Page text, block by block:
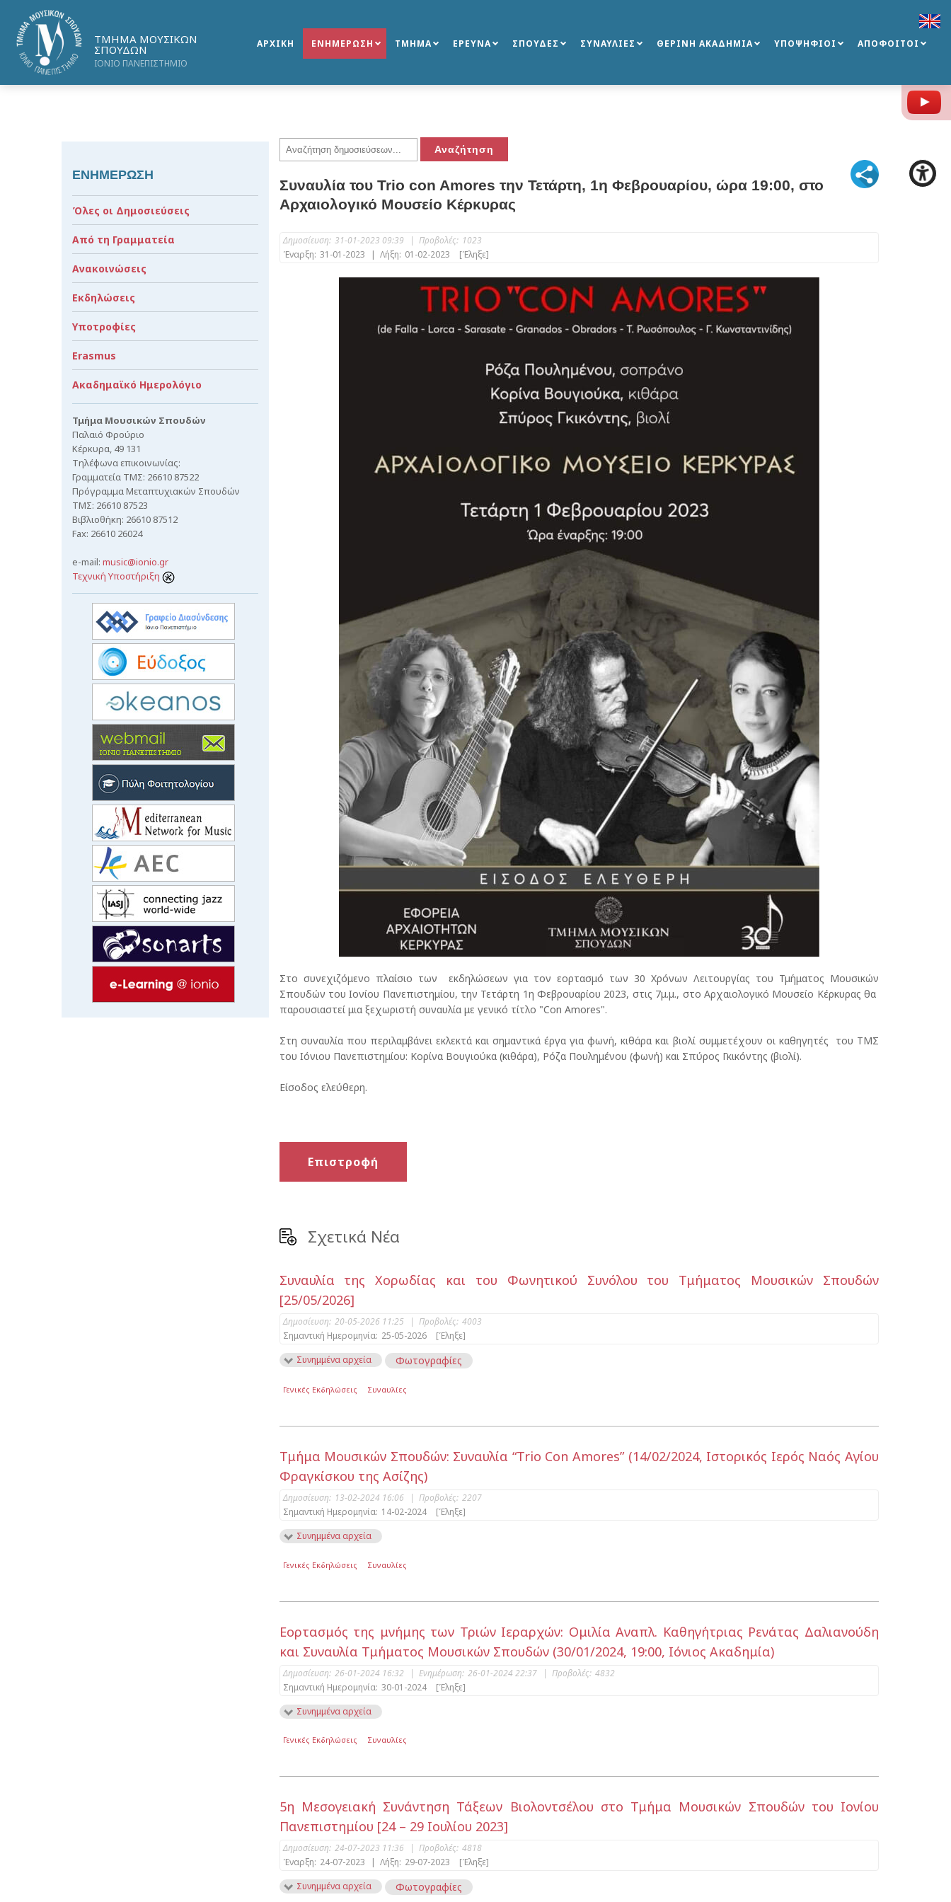
ΤΜΗΜΑ ΜΟΥΣΙΚΩΝ
ΣΠΟΥΔΩΝ
ΙΟΝΙΟ ΠΑΝΕΠΙΣΤΗΜΙΟ
ΑΡΧΙΚΗ ΕΝΗΜΕΡΩΣΗ ΤΜΗΜΑ ΕΡΕΥΝΑ ΣΠΟΥΔΕΣ ΣΥΝΑΥΛΙΕΣ ΘΕΡΙΝΗ ΑΚΑΔΗΜΙΑ ΥΠΟΨΗΦΙΟΙ ΑΠΟΦΟΙΤΟΙ
Συναυλία του Trio con Amores την Τετάρτη, 1η Φεβρουαρίου, ώρα 19:00, στο
Αρχαιολογικό Μουσείο Κέρκυρας
Δημοσίευση: 31-01-2023 09:39 | Προβολές: 1023
Έναρξη: 31-01-2023 | Λήξη: 01-02-2023 [Έληξε]
Στο συνεχιζόμενο πλαίσιο των εκδηλώσεων για τον εορτασμό των 30 Χρόνων Λειτουργίας του Τμήματος Μουσικών
Σπουδών του Ιονίου Πανεπιστημίου, την Τετάρτη 1η Φεβρουαρίου 2023, στις 7μ.μ., στο Αρχαιολογικό Μουσείο Κέρκυρας θα
παρουσιαστεί μια ξεχωριστή συναυλία με γενικό τίτλο "Con Amores".
Στη συναυλία που περιλαμβάνει εκλεκτά και σημαντικά έργα για φωνή, κιθάρα και βιολί συμμετέχουν οι καθηγητές του ΤΜΣ
του Ιόνιου Πανεπιστημίου: Κορίνα Βουγιούκα (κιθάρα), Ρόζα Πουλημένου (φωνή) και Σπύρος Γκικόντης (βιολί).
Είσοδος ελεύθερη.
Επιστροφή
Σχετικά Νέα
Συναυλία της Χορωδίας και του Φωνητικού Συνόλου του Τμήματος Μουσικών Σπουδών
[25/05/2026]
Δημοσίευση: 20-05-2026 11:25 | Προβολές: 4003
Σημαντική Ημερομηνία: 25-05-2026
[Έληξε]
Συνημμένα αρχεία
Φωτογραφίες
Γενικές Εκδηλώσεις Συναυλίες
Τμήμα Μουσικών Σπουδών: Συναυλία “Trio Con Amores” (14/02/2024, Ιστορικός Ιερός Ναός Αγίου
Φραγκίσκου της Ασίζης)
Δημοσίευση: 13-02-2024 16:06 | Προβολές: 2207
Σημαντική Ημερομηνία: 14-02-2024
[Έληξε]
Συνημμένα αρχεία
Γενικές Εκδηλώσεις Συναυλίες
Εορτασμός της μνήμης των Τριών Ιεραρχών: Ομιλία Αναπλ. Καθηγήτριας Ρενάτας Δαλιανούδη
και Συναυλία Τμήματος Μουσικών Σπουδών (30/01/2024, 19:00, Ιόνιος Ακαδημία)
Δημοσίευση: 26-01-2024 16:32 | Ενημέρωση: 26-01-2024 22:37 | Προβολές: 4832
Σημαντική Ημερομηνία: 30-01-2024
[Έληξε]
Συνημμένα αρχεία
Γενικές Εκδηλώσεις Συναυλίες
5η Μεσογειακή Συνάντηση Τάξεων Βιολοντσέλου στο Τμήμα Μουσικών Σπουδών του Ιονίου
Πανεπιστημίου [24 – 29 Ιουλίου 2023]
Δημοσίευση: 24-07-2023 11:36 | Προβολές: 4818
Έναρξη: 24-07-2023 | Λήξη: 29-07-2023
[Έληξε]
Συνημμένα αρχεία
Φωτογραφίες
ΕΝΗΜΕΡΩΣΗ
Όλες οι Δημοσιεύσεις
Από τη Γραμματεία
Ανακοινώσεις
Εκδηλώσεις
Υποτροφίες
Erasmus
Ακαδημαϊκό Ημερολόγιο
Τμήμα Μουσικών Σπουδών
Παλαιό Φρούριο
Κέρκυρα, 49 131
Τηλέφωνα επικοινωνίας:
Γραμματεία ΤΜΣ: 26610 87522
Πρόγραμμα Μεταπτυχιακών Σπουδών
ΤΜΣ: 26610 87523
Βιβλιοθήκη: 26610 87512
Fax: 26610 26024
e-mail: music@ionio.gr
Τεχνική Υποστήριξη